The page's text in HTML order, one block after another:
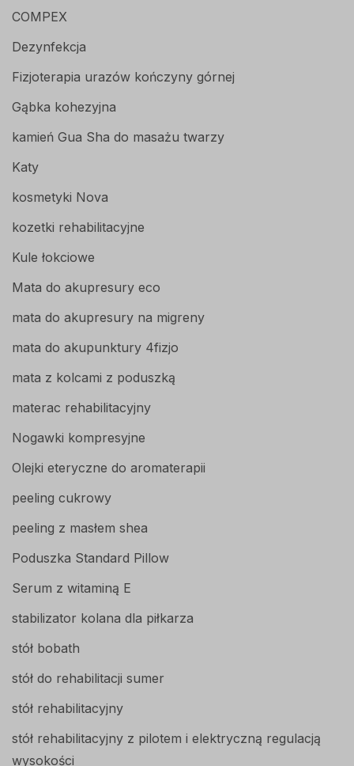
COMPEX
Dezynfekcja
Fizjoterapia urazów kończyny górnej
Gąbka kohezyjna
kamień Gua Sha do masażu twarzy
Katy
kosmetyki Nova
kozetki rehabilitacyjne
Kule łokciowe
Mata do akupresury eco
mata do akupresury na migreny
mata do akupunktury 4fizjo
mata z kolcami z poduszką
materac rehabilitacyjny
Nogawki kompresyjne
Olejki eteryczne do aromaterapii
peeling cukrowy
peeling z masłem shea
Poduszka Standard Pillow
Serum z witaminą E
stabilizator kolana dla piłkarza
stół bobath
stół do rehabilitacji sumer
stół rehabilitacyjny
stół rehabilitacyjny z pilotem i elektryczną regulacją
wysokości